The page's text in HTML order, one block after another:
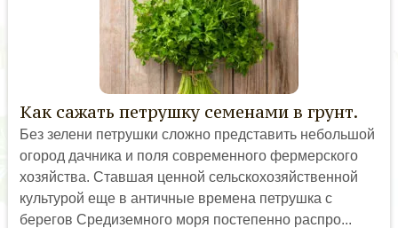
Как сажать петрушку семенами в грунт.
Без зелени петрушки сложно представить небольшой
огород дачника и поля современного фермерского
хозяйства. Ставшая ценной сельскохозяйственной
культурой еще в античные времена петрушка с
берегов Средиземного моря постепенно распро...